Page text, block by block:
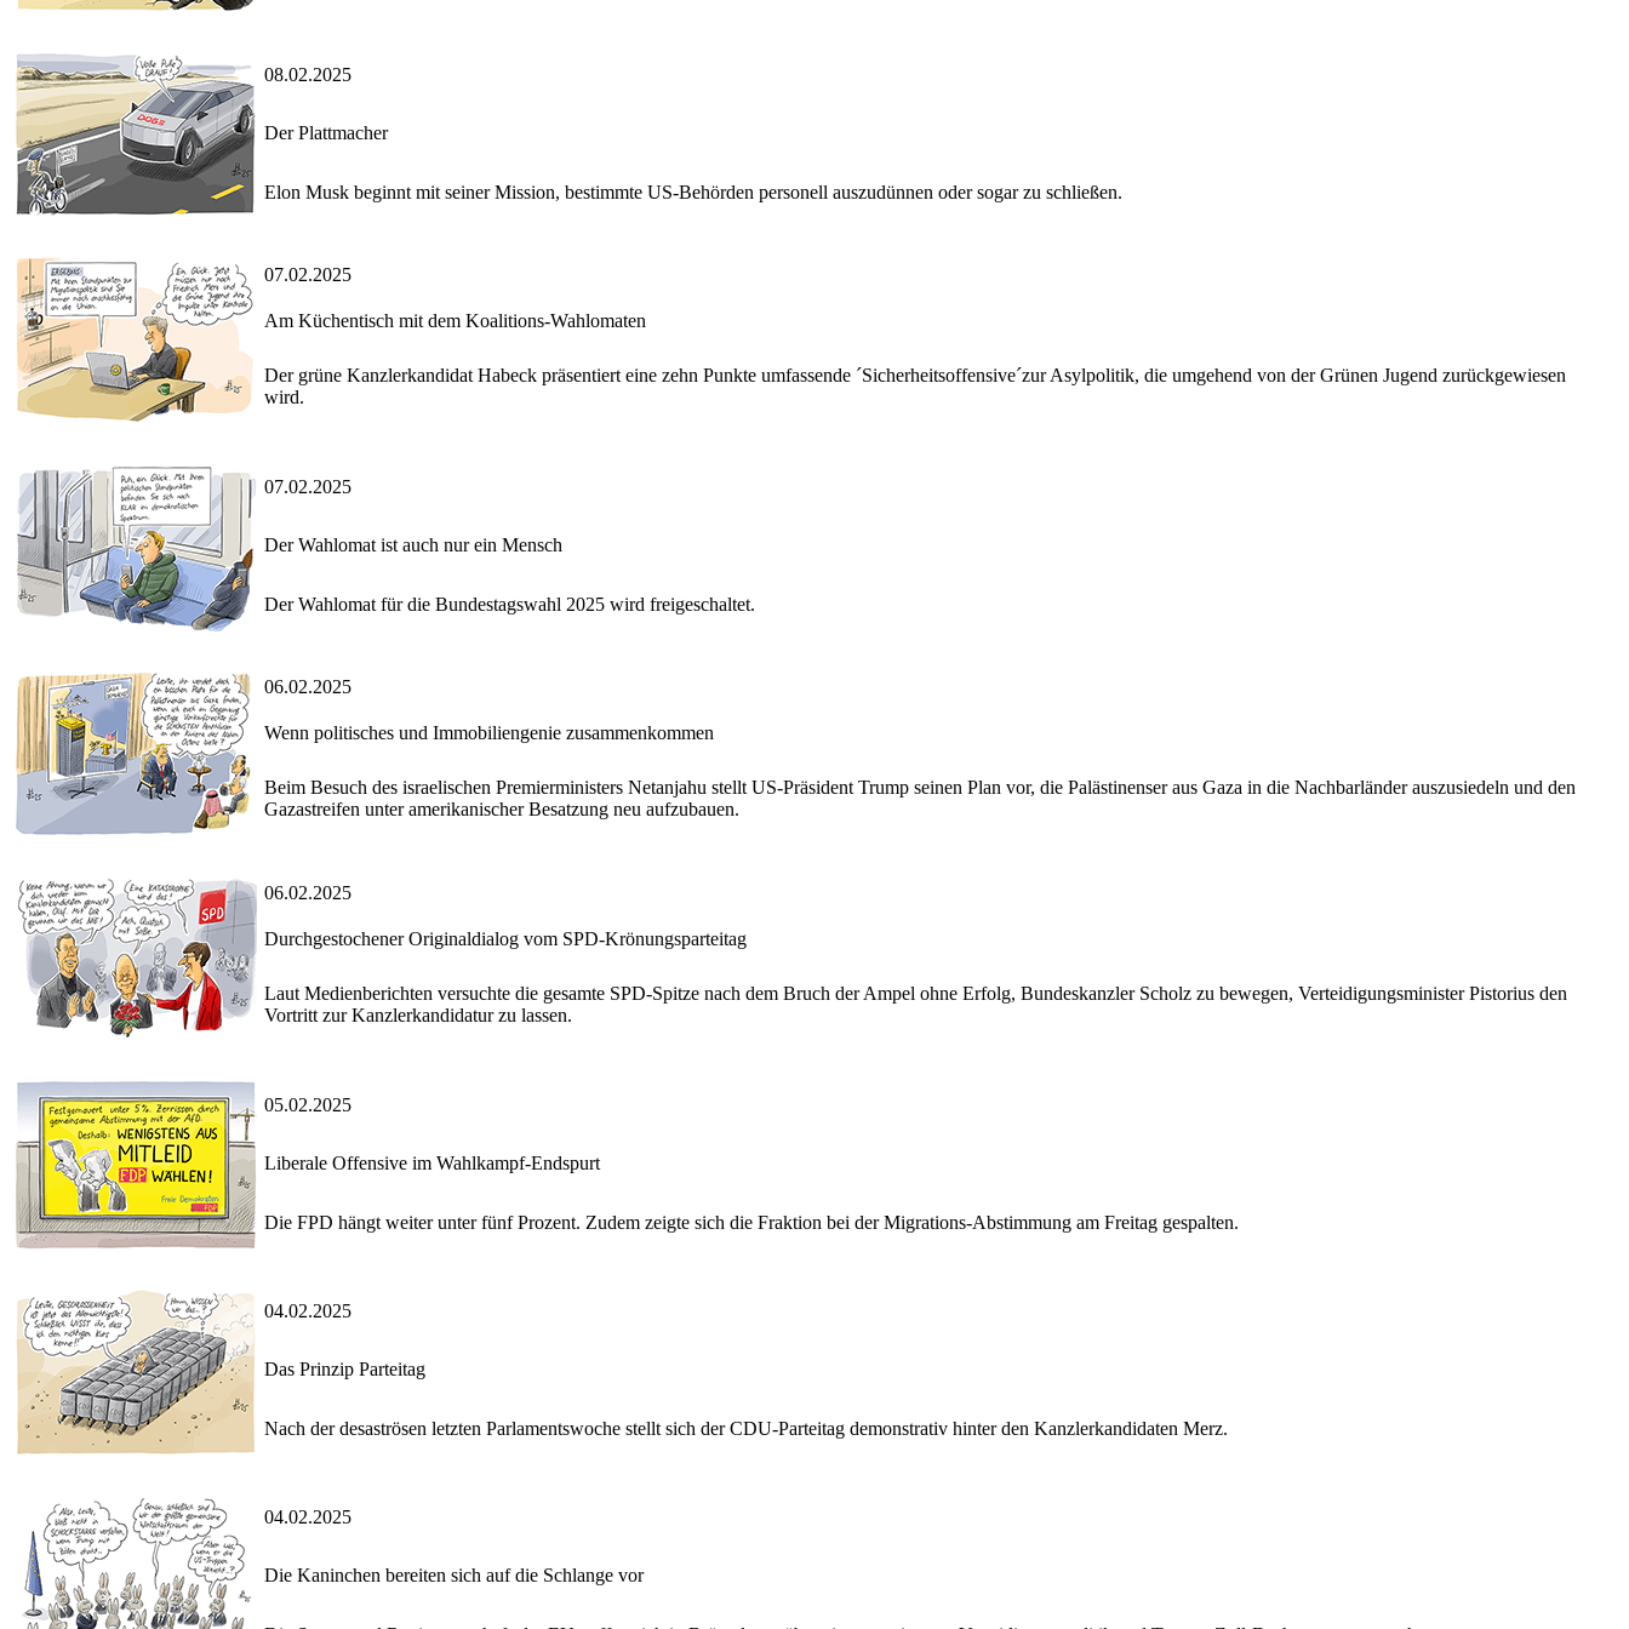
08.02.2025
Der Plattmacher
Elon Musk beginnt mit seiner Mission, bestimmte US-Behörden personell auszudünnen oder sogar zu schließen.
07.02.2025
Am Küchentisch mit dem Koalitions-Wahlomaten
Der grüne Kanzlerkandidat Habeck präsentiert eine zehn Punkte umfassende ´Sicherheitsoffensive´zur Asylpolitik, die umgehend von der Grünen Jugend zurückgewiesen
wird.
07.02.2025
Der Wahlomat ist auch nur ein Mensch
Der Wahlomat für die Bundestagswahl 2025 wird freigeschaltet.
06.02.2025
Wenn politisches und Immobiliengenie zusammenkommen
Beim Besuch des israelischen Premierministers Netanjahu stellt US-Präsident Trump seinen Plan vor, die Palästinenser aus Gaza in die Nachbarländer auszusiedeln und den
Gazastreifen unter amerikanischer Besatzung neu aufzubauen.
06.02.2025
Durchgestochener Originaldialog vom SPD-Krönungsparteitag
Laut Medienberichten versuchte die gesamte SPD-Spitze nach dem Bruch der Ampel ohne Erfolg, Bundeskanzler Scholz zu bewegen, Verteidigungsminister Pistorius den
Vortritt zur Kanzlerkandidatur zu lassen.
05.02.2025
Liberale Offensive im Wahlkampf-Endspurt
Die FPD hängt weiter unter fünf Prozent. Zudem zeigte sich die Fraktion bei der Migrations-Abstimmung am Freitag gespalten.
04.02.2025
Das Prinzip Parteitag
Nach der desaströsen letzten Parlamentswoche stellt sich der CDU-Parteitag demonstrativ hinter den Kanzlerkandidaten Merz.
04.02.2025
Die Kaninchen bereiten sich auf die Schlange vor